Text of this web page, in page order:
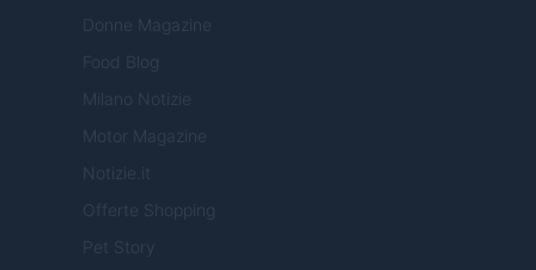
Donne Magazine
Food Blog
Milano Notizie
Motor Magazine
Notizie.it
Offerte Shopping
Pet Story